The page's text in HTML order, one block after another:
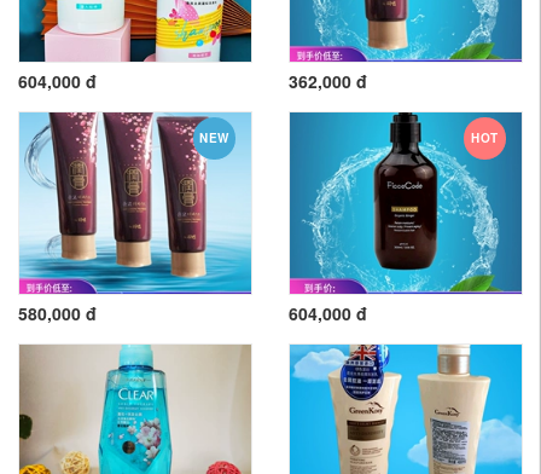
604,000 đ 362,000 đ
NEW
580,000 đ
HOT
604,000 đ